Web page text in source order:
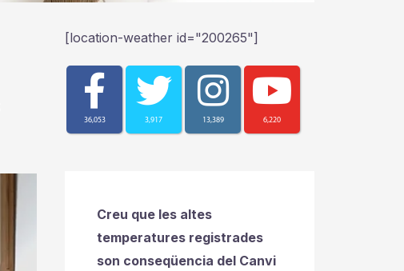
[location-weather id="200265"]
36,053 3,917 13,389 6,220
Creu que les altes
temperatures registrades
son conseqüencia del Canvi